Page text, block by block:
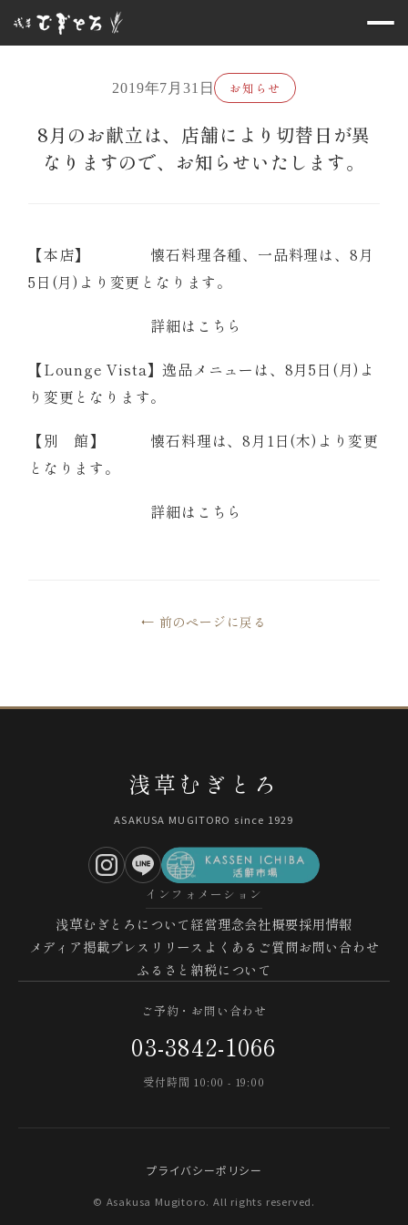
2019年7月31日 お知らせ
8月のお献立は、店舗により切替日が異
なりますので、お知らせいたします。
【本店】 懐石料理各種、一品料理は、8月
5日(月)より変更となります。
詳細はこちら
【Lounge Vista】逸品メニューは、8月5日(月)よ
り変更となります。
【別 館】 懐石料理は、8月1日(木)より変更
となります。
詳細はこちら
← 前のページに戻る
浅草むぎとろ
ASAKUSA MUGITORO since 1929
インフォメーション
浅草むぎとろについて経営理念会社概要採用情報
メディア掲載プレスリリース よくあるご質問お問い合わせ
ふるさと納税について
ご予約・お問い合わせ
03-3842-1066
受付時間 10:00 - 19:00
プライバシーポリシー
© Asakusa Mugitoro. All rights reserved.